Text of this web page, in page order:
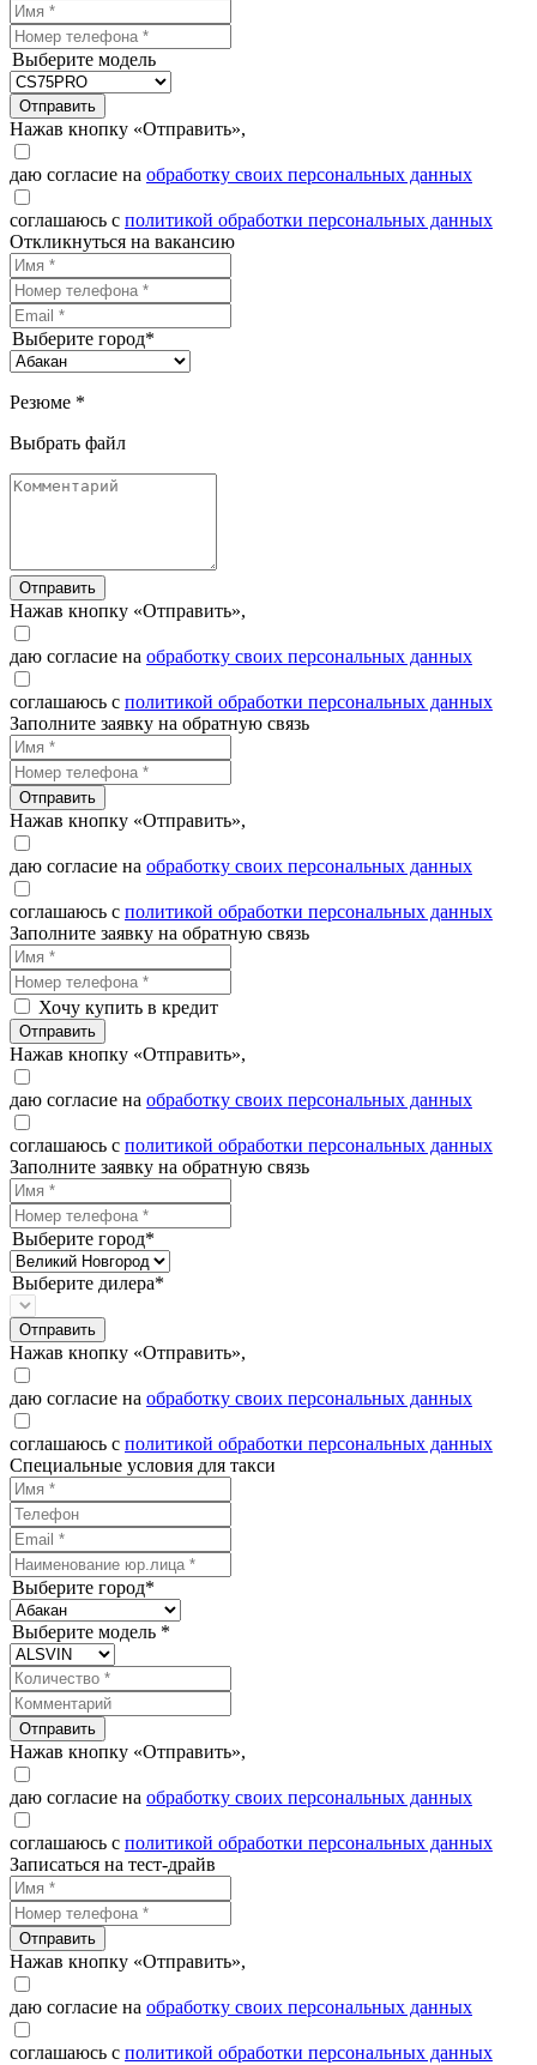
Выберите модель
Отправить
Нажав кнопку «Отправить»,
даю согласие на обработку своих персональных данных
соглашаюсь с политикой обработки персональных данных
Откликнуться на вакансию
Выберите город*
Резюме *
Выбрать файл
Отправить
Нажав кнопку «Отправить»,
даю согласие на обработку своих персональных данных
соглашаюсь с политикой обработки персональных данных
Заполните заявку на обратную связь
Отправить
Нажав кнопку «Отправить»,
даю согласие на обработку своих персональных данных
соглашаюсь с политикой обработки персональных данных
Заполните заявку на обратную связь
Хочу купить в кредит
Отправить
Нажав кнопку «Отправить»,
даю согласие на обработку своих персональных данных
соглашаюсь с политикой обработки персональных данных
Заполните заявку на обратную связь
Выберите город*
Выберите дилера*
Отправить
Нажав кнопку «Отправить»,
даю согласие на обработку своих персональных данных
соглашаюсь с политикой обработки персональных данных
Специальные условия для такси
Выберите город*
Выберите модель *
Отправить
Нажав кнопку «Отправить»,
даю согласие на обработку своих персональных данных
соглашаюсь с политикой обработки персональных данных
Записаться на тест-драйв
Отправить
Нажав кнопку «Отправить»,
даю согласие на обработку своих персональных данных
соглашаюсь с политикой обработки персональных данных